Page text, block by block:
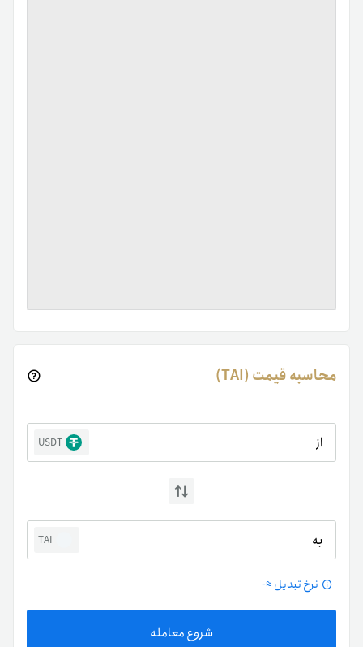
محاسبه قیمت (TAI)
از USDT
به TAI
نرخ تبدیل ≈-
شروع معامله